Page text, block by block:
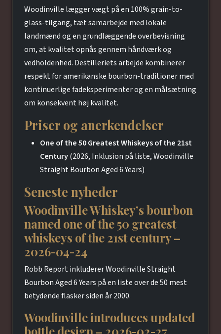
Woodinville lægger vægt på en 100% grain-to-
glass-tilgang, tæt samarbejde med lokale
landmænd og en grundlæggende overbevisning
om, at kvalitet opnås gennem håndværk og
vedholdenhed. Destilleriets arbejde kombinerer
respekt for amerikanske bourbon-traditioner med
kontinuerlige fadeksperimenter og en målsætning
om konsekvent høj kvalitet.
Priser og anerkendelser
One of the 50 Greatest Whiskeys of the 21st
Century(2026, Inklusion på liste, Woodinville
Straight Bourbon Aged 6 Years)
Seneste nyheder
Woodinville Whiskey’s bourbon
named one of the 50 greatest
whiskeys of the 21st century –
2026-04-24
Robb Report inkluderer Woodinville Straight
Bourbon Aged 6 Years på en liste over de 50 mest
betydende flasker siden år 2000.
Woodinville introduces updated